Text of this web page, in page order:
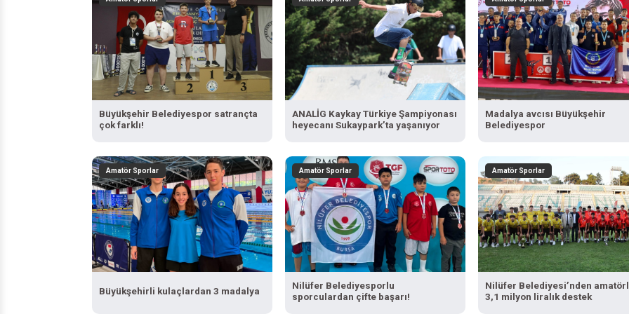
Büyükşehir Belediyespor satrançta
çok farklı!
ANALİG Kaykay Türkiye Şampiyonası
heyecanı Sukaypark’ta yaşanıyor
Madalya avcısı Büyükşehir
Belediyespor
Amatör Sporlar
Büyükşehirli kulaçlardan 3 madalya
Amatör Sporlar
Nilüfer Belediyesporlu
sporculardan çifte başarı!
Amatör Sporlar
Nilüfer Belediyesi’nden
3,1 milyon liralık destek